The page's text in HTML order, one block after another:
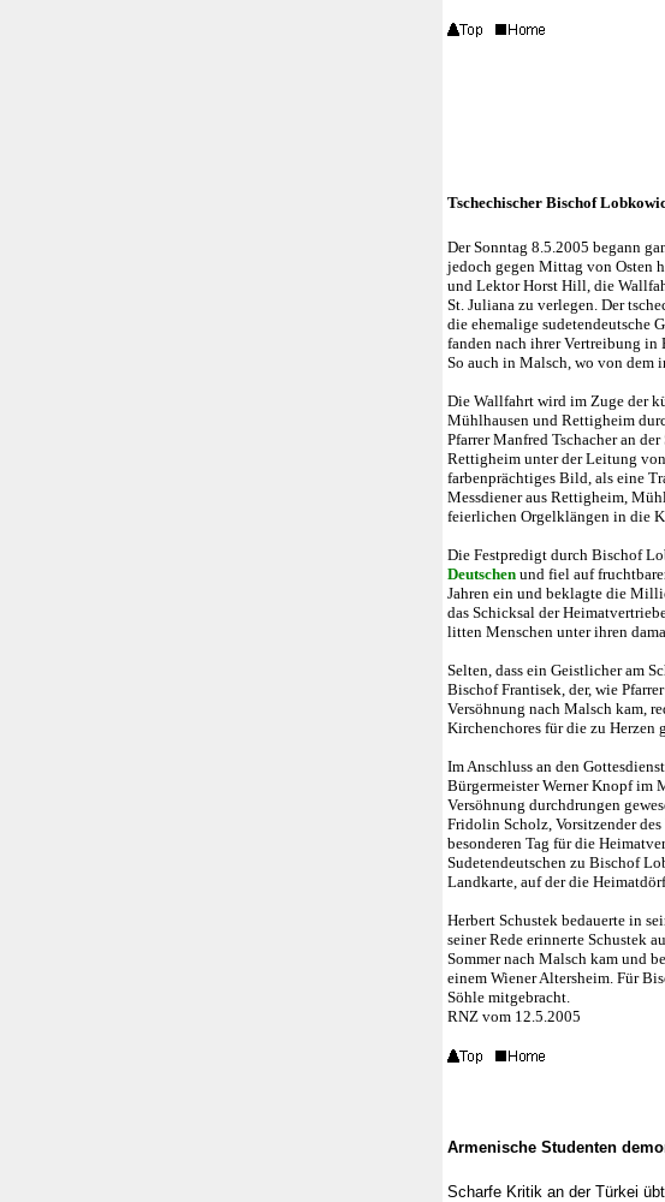
Tschechischer Bischof
Der Sonntag 8.5.2005 begann
jedoch gegen Mittag von Osten
und Lektor Horst Hill, die
St. Juliana zu verlegen. Der
die ehemalige sudetendeutsche
fanden nach ihrer Vertreibung in
So auch in Malsch, wo von dem
Die Wallfahrt wird im Zuge der
Mühlhausen und Rettigheim
Pfarrer Manfred Tschacher an
Rettigheim unter der Leitung
farbenprächtiges Bild, als eine
Messdiener aus Rettigheim,
feierlichen Orgelklängen in die
Die Festpredigt durch Bischof
Deutschen und fiel auf
Jahren ein und beklagte die
das Schicksal der
litten Menschen unter ihren
Selten, dass ein Geistlicher am
Bischof Frantisek, der, wie
Versöhnung nach Malsch kam,
Kirchenchores für die zu Herzen
Im Anschluss an den
Bürgermeister Werner Knopf im
Versöhnung durchdrungen
Fridolin Scholz, Vorsitzender
besonderen Tag für die
Sudetendeutschen zu Bischof
Landkarte, auf der die
Herbert Schustek bedauerte in
seiner Rede erinnerte Schustek
Sommer nach Malsch kam und
einem Wiener Altersheim. Für
Söhle mitgebracht.
RNZ vom 12.5.2005
Armenische Studenten
Scharfe Kritik an der Türkei